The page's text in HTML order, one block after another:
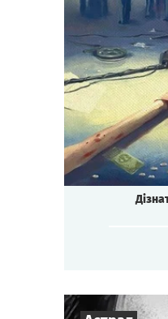
Зіграти
Гравців
Час гри
Тип квесту
Засніжений
Зйомки
Режисера
Може ти щось